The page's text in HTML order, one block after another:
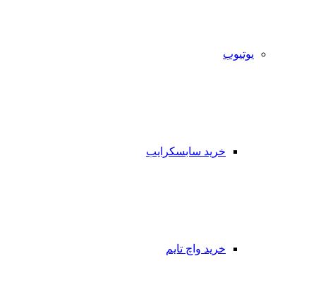
یوتیوب
خرید سابسکرایب
خرید واچ تایم